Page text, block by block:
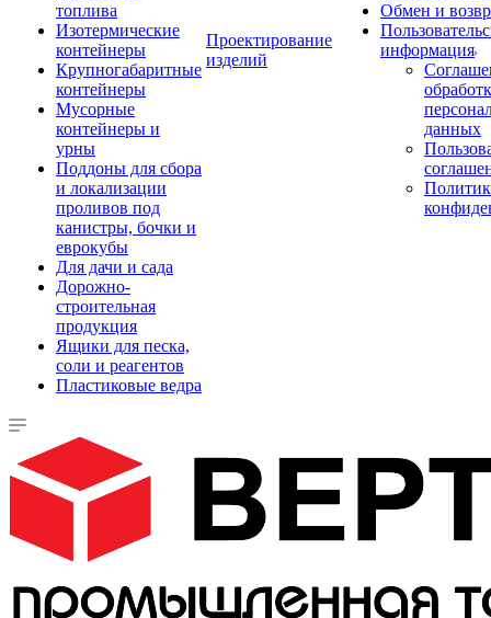
топлива
Изотермические
контейнеры
Крупногабаритные
контейнеры
Мусорные
контейнеры и
урны
Поддоны для сбора
и локализации
проливов под
канистры, бочки и
еврокубы
Для дачи и сада
Дорожно-
строительная
продукция
Ящики для песка,
соли и реагентов
Пластиковые ведра
Проектирование
изделий
Обмен и
информация
данных